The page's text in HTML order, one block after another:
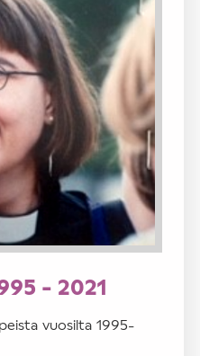
- 2021
vuosilta 1995-